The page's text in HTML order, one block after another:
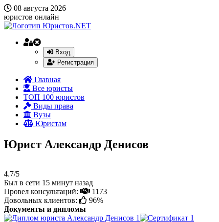
08 августа 2026
юристов онлайн
Вход
Регистрация
Главная
Все юристы
ТОП 100 юристов
Виды права
Вузы
Юристам
Юрист Александр Денисов
4.7/5
Был в сети 15 минут назад
Провел консультаций:
1173
Довольных клиентов:
96%
Документы и дипломы